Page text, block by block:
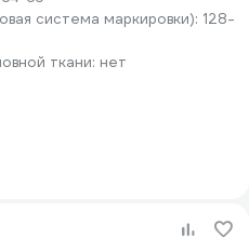
система маркировки): 128-
ткани: нет